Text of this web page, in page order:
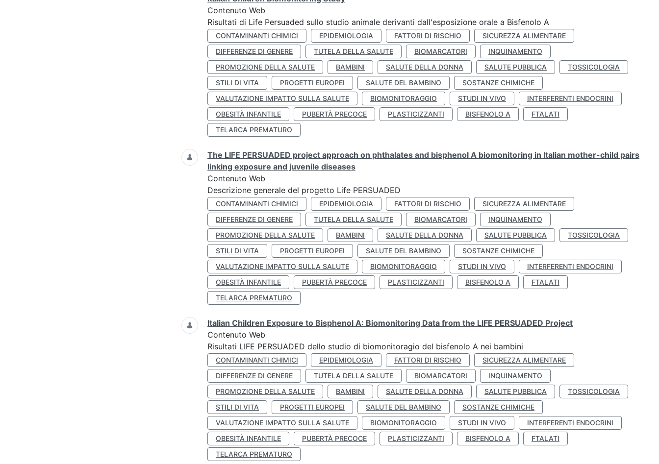
Contenuto Web
Risultati di Life Persuaded sullo studio animale derivanti dall'esposizione orale a Bisfenolo A
CONTAMINANTI CHIMICI EPIDEMIOLOGIA FATTORI DI RISCHIO
SICUREZZA ALIMENTARE
DIFFERENZE DI GENERE
TUTELA DELLA SALUTE BIOMARCATORI
INQUINAMENTO
PROMOZIONE DELLA SALUTE
BAMBINI SALUTE DELLA DONNA SALUTE PUBBLICA
TOSSICOLOGIA
STILI DI VITA
PROGETTI EUROPEI SALUTE DEL BAMBINO
SOSTANZE CHIMICHE
VALUTAZIONE IMPATTO SULLA SALUTE
BIOMONITORAGGIO STUDI IN VIVO
INTERFERENTI ENDOCRINI
OBESITÀ INFANTILE
PUBERTÀ PRECOCE PLASTICIZZANTI BISFENOLO A
FTALATI
TELARCA PREMATURO
The LIFE PERSUADED project approach on phthalates and bisphenol A biomonitoring in Italian mother-child pairs
linking exposure and juvenile diseases
Contenuto Web
Descrizione generale del progetto Life PERSUADED
CONTAMINANTI CHIMICI EPIDEMIOLOGIA FATTORI DI RISCHIO
SICUREZZA ALIMENTARE
DIFFERENZE DI GENERE
TUTELA DELLA SALUTE BIOMARCATORI
INQUINAMENTO
PROMOZIONE DELLA SALUTE
BAMBINI SALUTE DELLA DONNA SALUTE PUBBLICA
TOSSICOLOGIA
STILI DI VITA
PROGETTI EUROPEI SALUTE DEL BAMBINO
SOSTANZE CHIMICHE
VALUTAZIONE IMPATTO SULLA SALUTE
BIOMONITORAGGIO STUDI IN VIVO
INTERFERENTI ENDOCRINI
OBESITÀ INFANTILE
PUBERTÀ PRECOCE PLASTICIZZANTI BISFENOLO A
FTALATI
TELARCA PREMATURO
Italian Children Exposure to Bisphenol A: Biomonitoring Data from the LIFE PERSUADED Project
Contenuto Web
Risultati LIFE PERSUADED dello studio di biomonitoragio del bisfenolo A nei bambini
CONTAMINANTI CHIMICI EPIDEMIOLOGIA FATTORI DI RISCHIO
SICUREZZA ALIMENTARE
DIFFERENZE DI GENERE
TUTELA DELLA SALUTE BIOMARCATORI
INQUINAMENTO
PROMOZIONE DELLA SALUTE
BAMBINI SALUTE DELLA DONNA SALUTE PUBBLICA
TOSSICOLOGIA
STILI DI VITA
PROGETTI EUROPEI SALUTE DEL BAMBINO
SOSTANZE CHIMICHE
VALUTAZIONE IMPATTO SULLA SALUTE
BIOMONITORAGGIO STUDI IN VIVO
INTERFERENTI ENDOCRINI
OBESITÀ INFANTILE
PUBERTÀ PRECOCE PLASTICIZZANTI BISFENOLO A
FTALATI
TELARCA PREMATURO